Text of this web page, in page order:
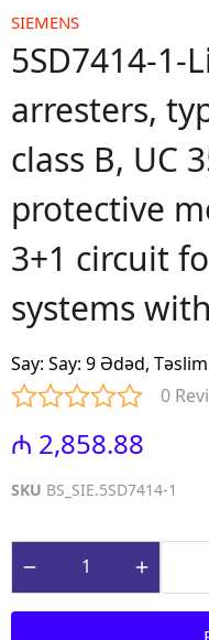
SIEMENS
5SD7414-1-
arresters,
class B, UC
protective
3+1 circuit
systems
Say: Say: 9 Ədəd,
0
₼ 2,858.88
SKU BS_SIE.5SD7414-1